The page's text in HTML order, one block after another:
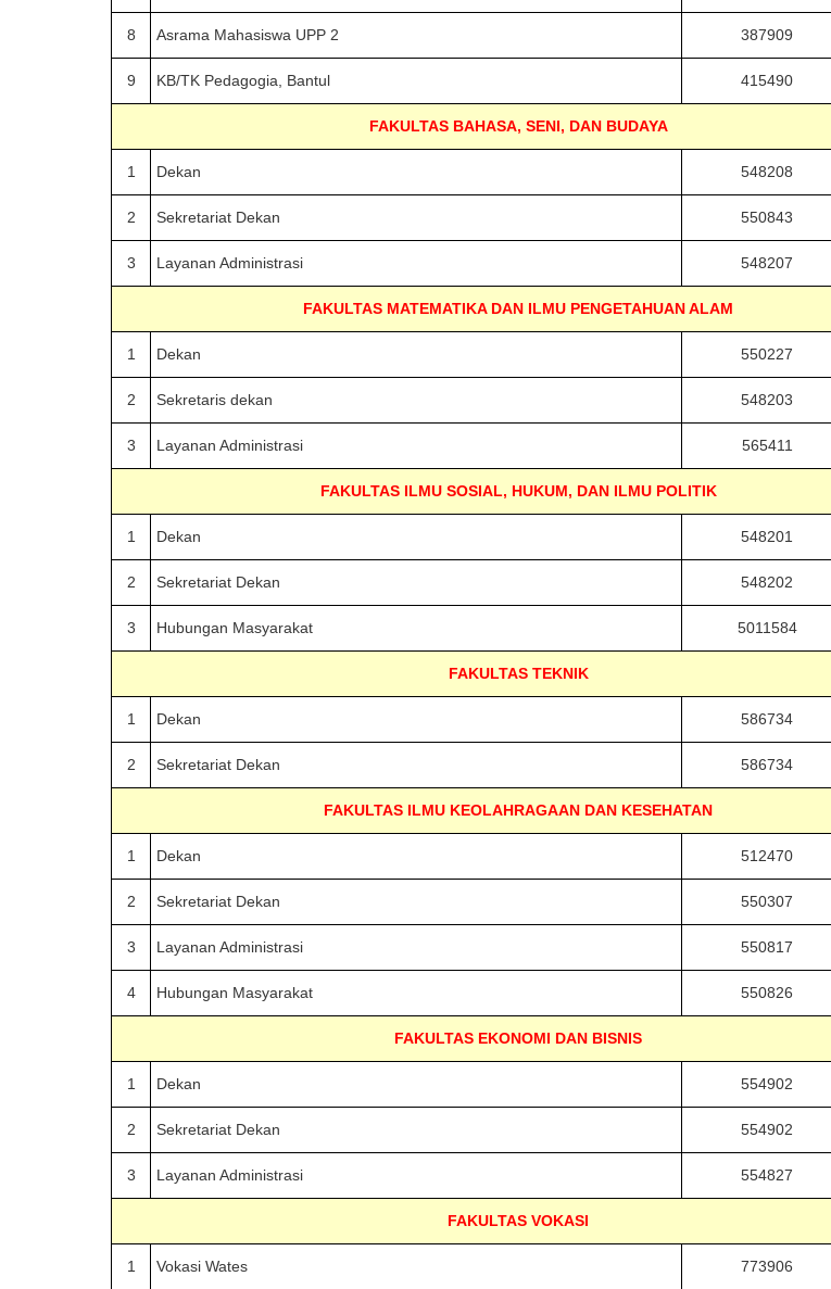
8 Asrama Mahasiswa UPP 2 387909
9 KB/TK Pedagogia, Bantul 415490
FAKULTAS BAHASA, SENI, DAN BUDAYA
1 Dekan 548208
2 Sekretariat Dekan 550843
3 Layanan Administrasi 548207
FAKULTAS MATEMATIKA DAN ILMU PENGETAHUAN ALAM
1 Dekan 550227
2 Sekretaris dekan 548203
3 Layanan Administrasi 565411
FAKULTAS ILMU SOSIAL, HUKUM, DAN ILMU POLITIK
1 Dekan 548201
2 Sekretariat Dekan 548202
3 Hubungan Masyarakat 5011584
FAKULTAS TEKNIK
1 Dekan 586734
2 Sekretariat Dekan 586734
FAKULTAS ILMU KEOLAHRAGAAN DAN KESEHATAN
1 Dekan 512470
2 Sekretariat Dekan 550307
3 Layanan Administrasi 550817
4 Hubungan Masyarakat 550826
FAKULTAS EKONOMI DAN BISNIS
1 Dekan 554902
2 Sekretariat Dekan 554902
3 Layanan Administrasi 554827
FAKULTAS VOKASI
1 Vokasi Wates 773906